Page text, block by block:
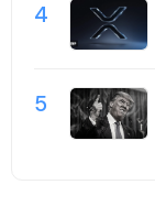
4
5